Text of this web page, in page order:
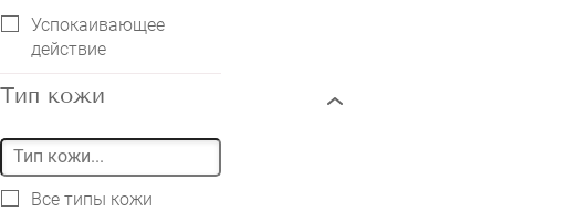
Успокаивающее
действие
Тип кожи
Все типы кожи